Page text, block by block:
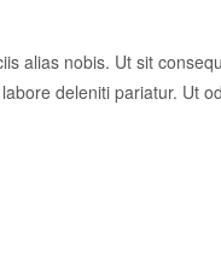
alias nobis. Ut sit
deleniti pariatur. Ut